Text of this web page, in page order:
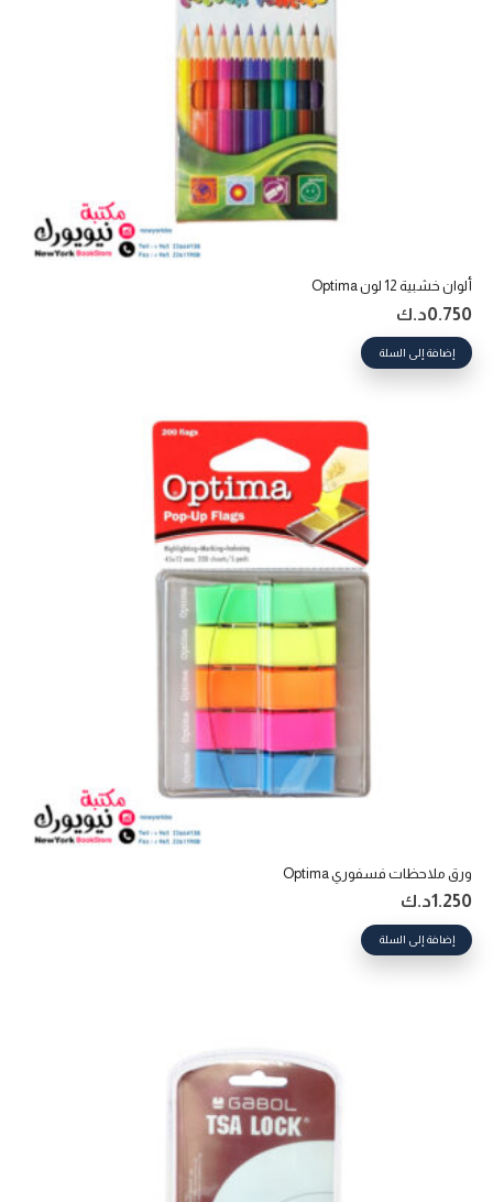
ألوان خشبية 12 لون Optima
0.750د.ك
إضافة إلى السلة
ورق ملاحظات فسفوري Optima
1.250د.ك
إضافة إلى السلة